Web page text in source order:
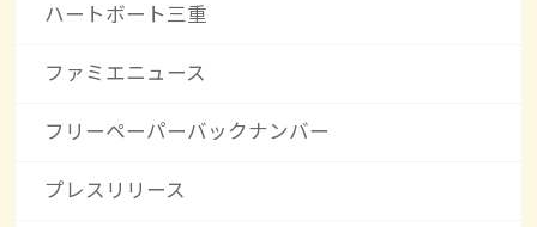
ハートボート三重
ファミエニュース
フリーペーパーバックナンバー
プレスリリース